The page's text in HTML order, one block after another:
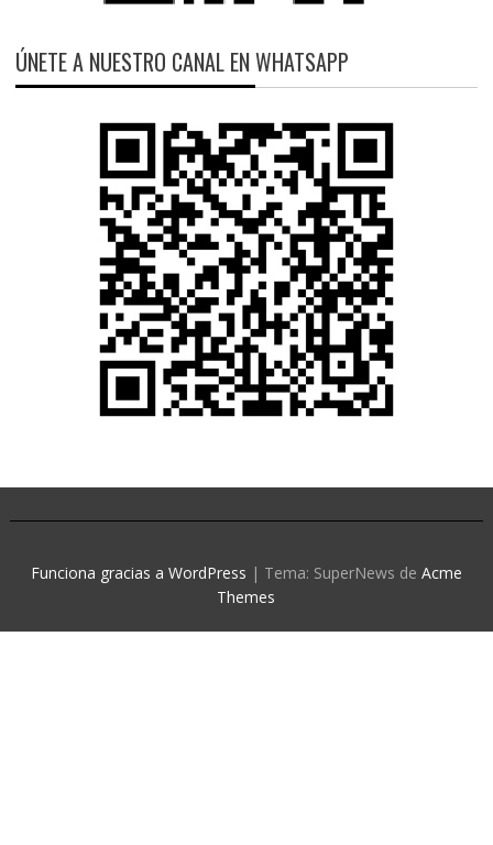
ÚNETE A NUESTRO CANAL EN WHATSAPP
Funciona gracias a WordPress | Tema: SuperNews de Acme
Themes